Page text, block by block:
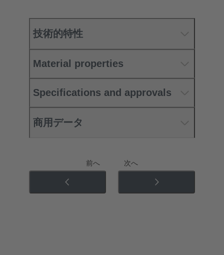
技術的特性
Material properties
Specifications and approvals
商用データ
前へ 次へ